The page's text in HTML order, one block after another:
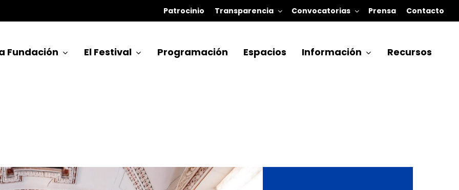
Patrocinio Transparencia Convocatorias Prensa Contacto
Fundación El Festival Programación Espacios Información Recursos